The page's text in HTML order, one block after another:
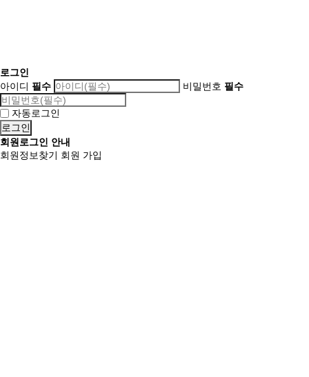
로그인
아이디 필수 비밀번호 필수
자동로그인
회원로그인 안내
회원정보찾기 회원 가입